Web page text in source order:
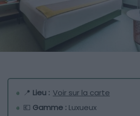
📍 Lieu : Voir sur la carte
💶 Gamme : Luxueux